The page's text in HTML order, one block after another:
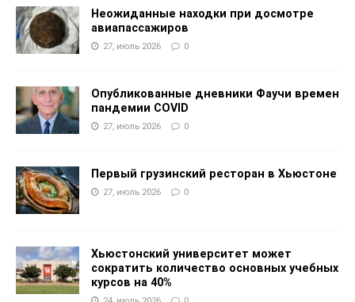
Неожиданные находки при досмотре
авиапассажиров
27, июль 2026 0
Опубликованные дневники Фаучи времен
пандемии COVID
27, июль 2026 0
Первый грузинский ресторан в Хьюстоне
27, июль 2026 0
Хьюстонский университет может
сократить количество основных учебных
курсов на 40%